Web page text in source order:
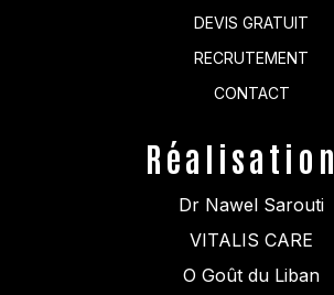
DEVIS GRATUIT
RECRUTEMENT
CONTACT
Dr Nawel Sarouti
VITALIS CARE
O Goût du Liban